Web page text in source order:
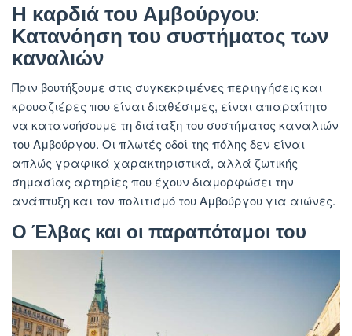
Η καρδιά του Αμβούργου:
Κατανόηση του συστήματος των
καναλιών
Πριν βουτήξουμε στις συγκεκριμένες περιηγήσεις και
κρουαζιέρες που είναι διαθέσιμες, είναι απαραίτητο
να κατανοήσουμε τη διάταξη του συστήματος καναλιών
του Αμβούργου. Οι πλωτές οδοί της πόλης δεν είναι
απλώς γραφικά χαρακτηριστικά, αλλά ζωτικής
σημασίας αρτηρίες που έχουν διαμορφώσει την
ανάπτυξη και τον πολιτισμό του Αμβούργου για αιώνες.
Ο Έλβας και οι παραπόταμοι του